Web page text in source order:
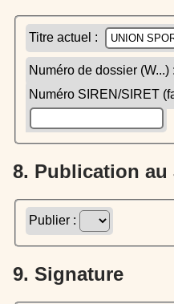
Titre actuel :
Numéro de dossier (W...) :
Numéro SIREN/SIRET
8. Publication
Publier :
9. Signature